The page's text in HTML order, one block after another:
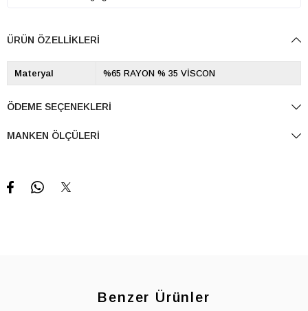
ÜRÜN ÖZELLIKLERI
Materyal %65 RAYON % 35 VİSCON
ÖDEME SEÇENEKLERI
MANKEN ÖLÇÜLERI
Benzer Ürünler